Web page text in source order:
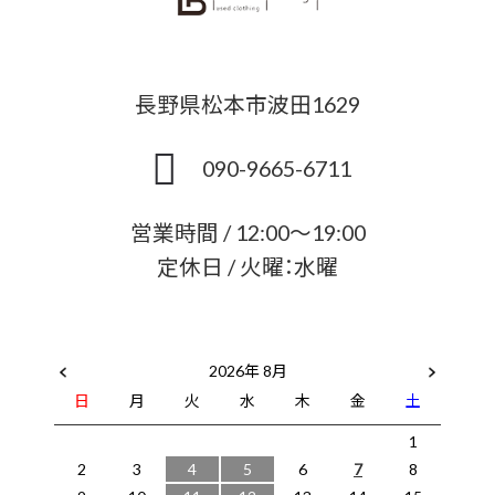
長野県松本市波田1629
090-9665-6711
営業時間 / 12:00～19:00
定休日 / 火曜：水曜
2026年 8月
日
月 火 水 木 金
土
1
2
3 4 5 6 7
8